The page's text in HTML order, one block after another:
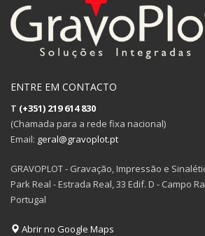
ENTRE EM CONTACTO
T (+351) 219 614 830
(Chamada para a rede fixa nacional)
Email: geral@gravoplot.pt
GRAVOPLOT - Gravação, Impressão e
Park Real - Estrada Real, 33 Edif. D - Campo
Portugal
Abrir no Google Maps